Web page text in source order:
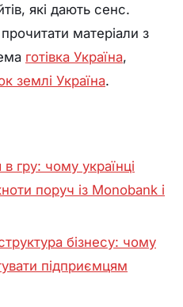
які дають сенс.
матеріали з
готівка Україна,
землі Україна.
в гру: чому українці
поруч із Monobank і
бізнесу: чому
підприємцям